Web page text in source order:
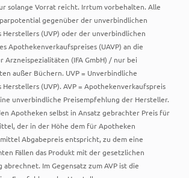
solange Vorrat reicht. Irrtum vorbehalten. Alle
gegenüber der unverbindlichen
Herstellers (UVP) oder der unverbindlichen
Apothekenverkaufspreises (UAVP) an die
(IFA GmbH) / nur bei
außer Büchern. UVP = Unverbindliche
(UVP). AVP = Apothekenverkaufspreis
unverbindliche Preisempfehlung der Hersteller.
Apotheken selbst in Ansatz gebrachter Preis für
der in der Höhe dem für Apotheken
Abgabepreis entspricht, zu dem eine
Fällen das Produkt mit der gesetzlichen
Im Gegensatz zum AVP ist die